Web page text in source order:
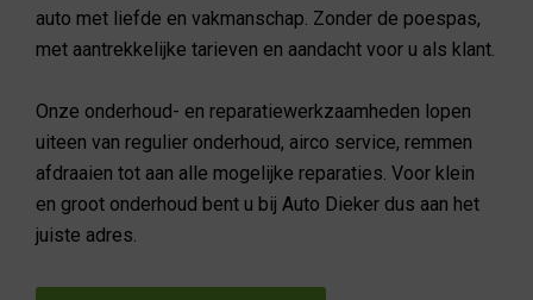
auto met liefde en vakmanschap. Zonder de poespas,
met aantrekkelijke tarieven en aandacht voor u als klant.
Onze onderhoud- en reparatiewerkzaamheden lopen
uiteen van regulier onderhoud, airco service, remmen
afdraaien tot aan alle mogelijke reparaties. Voor klein
en groot onderhoud bent u bij Auto Dieker dus aan het
juiste adres.